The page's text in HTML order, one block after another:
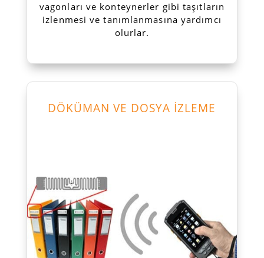
vagonları ve konteynerler gibi taşıtların
izlenmesi ve tanımlanmasına yardımcı
olurlar.
DÖKÜMAN VE DOSYA İZLEME